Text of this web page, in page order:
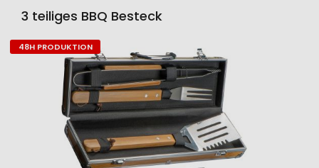
3 teiliges BBQ Besteck
Zum
48H PRODUKTION